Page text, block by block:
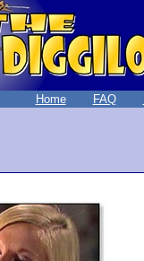
Home FAQ